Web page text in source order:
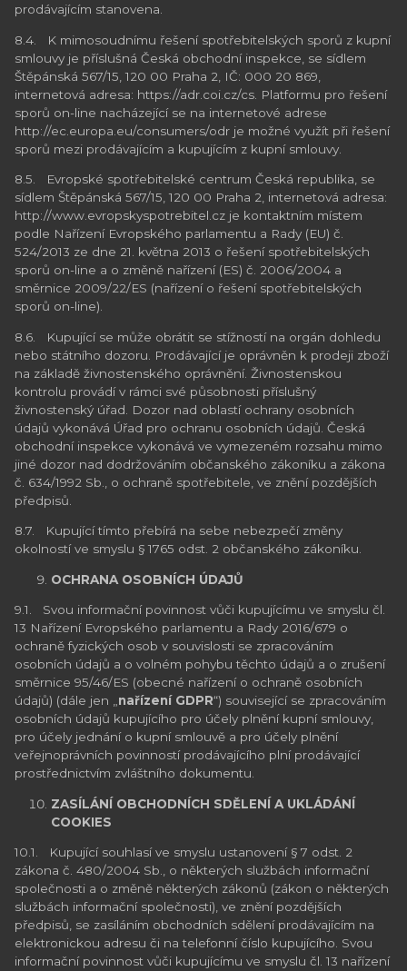
prodávajícím stanovena.
8.4. K mimosoudnímu řešení spotřebitelských sporů z kupní
smlouvy je příslušná Česká obchodní inspekce, se sídlem
Štěpánská 567/15, 120 00 Praha 2, IČ: 000 20 869,
internetová adresa: https://adr.coi.cz/cs. Platformu pro řešení
sporů on-line nacházející se na internetové adrese
http://ec.europa.eu/consumers/odr je možné využít při řešení
sporů mezi prodávajícím a kupujícím z kupní smlouvy.
8.5. Evropské spotřebitelské centrum Česká republika, se
sídlem Štěpánská 567/15, 120 00 Praha 2, internetová adresa:
http://www.evropskyspotrebitel.cz je kontaktním místem
podle Nařízení Evropského parlamentu a Rady (EU) č.
524/2013 ze dne 21. května 2013 o řešení spotřebitelských
sporů on-line a o změně nařízení (ES) č. 2006/2004 a
směrnice 2009/22/ES (nařízení o řešení spotřebitelských
sporů on-line).
8.6. Kupující se může obrátit se stížností na orgán dohledu
nebo státního dozoru. Prodávající je oprávněn k prodeji zboží
na základě živnostenského oprávnění. Živnostenskou
kontrolu provádí v rámci své působnosti příslušný
živnostenský úřad. Dozor nad oblastí ochrany osobních
údajů vykonává Úřad pro ochranu osobních údajů. Česká
obchodní inspekce vykonává ve vymezeném rozsahu mimo
jiné dozor nad dodržováním občanského zákoníku a zákona
č. 634/1992 Sb., o ochraně spotřebitele, ve znění pozdějších
předpisů.
8.7. Kupující tímto přebírá na sebe nebezpečí změny
okolností ve smyslu § 1765 odst. 2 občanského zákoníku.
OCHRANA OSOBNÍCH ÚDAJŮ
9.1. Svou informační povinnost vůči kupujícímu ve smyslu čl.
13 Nařízení Evropského parlamentu a Rady 2016/679 o
ochraně fyzických osob v souvislosti se zpracováním
osobních údajů a o volném pohybu těchto údajů a o zrušení
směrnice 95/46/ES (obecné nařízení o ochraně osobních
údajů) (dále jen „nařízení GDPR“) související se zpracováním
osobních údajů kupujícího pro účely plnění kupní smlouvy,
pro účely jednání o kupní smlouvě a pro účely plnění
veřejnoprávních povinností prodávajícího plní prodávající
prostřednictvím zvláštního dokumentu.
ZASÍLÁNÍ OBCHODNÍCH SDĚLENÍ A UKLÁDÁNÍ
COOKIES
10.1. Kupující souhlasí ve smyslu ustanovení § 7 odst. 2
zákona č. 480/2004 Sb., o některých službách informační
společnosti a o změně některých zákonů (zákon o některých
službách informační společnosti), ve znění pozdějších
předpisů, se zasíláním obchodních sdělení prodávajícím na
elektronickou adresu či na telefonní číslo kupujícího. Svou
informační povinnost vůči kupujícímu ve smyslu čl. 13 nařízení